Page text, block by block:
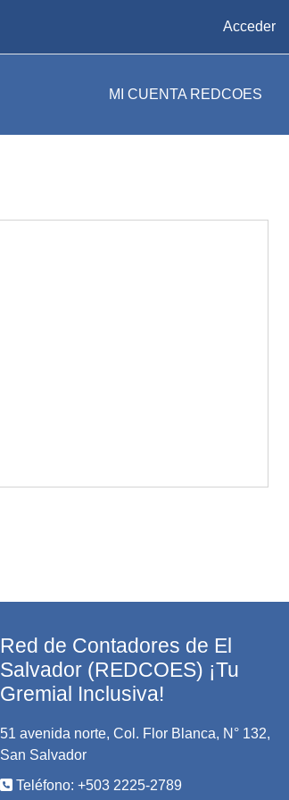
Acceder
MI CUENTA REDCOES
Red de Contadores de El
Salvador (REDCOES) ¡Tu
Gremial Inclusiva!
51 avenida norte, Col. Flor Blanca, N° 132,
San Salvador
Teléfono: +503 2225-2789